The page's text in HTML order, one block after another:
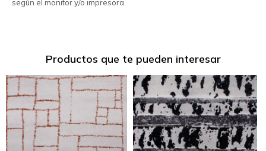
según el monitor y/o impresora.
Productos que te pueden interesar